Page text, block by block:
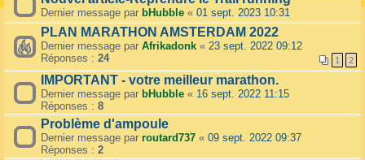
Dernier message par bHubble « 01 sept. 2023 10:31
PLAN MARATHON AMSTERDAM 2022
Dernier message par Afrikadonk « 23 sept. 2022 09:12
Réponses : 24 1 2
IMPORTANT - votre meilleur marathon.
Dernier message par bHubble « 16 sept. 2022 11:15
Réponses : 8
Problème d'ampoule
Dernier message par routard737 « 09 sept. 2022 09:37
Réponses : 2